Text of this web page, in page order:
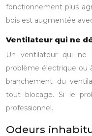
fonctionnement plus
bois est augmentée
Ventilateur qui ne
Un ventilateur qui
problème électrique ou
branchement du
tout blocage. Si le
professionnel.
Odeurs